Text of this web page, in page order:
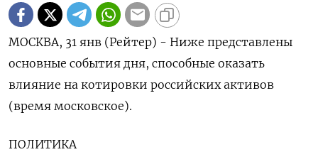
МОСКВА, 31 янв (Рейтер) - Ниже представлены
основные события дня, способные оказать
влияние на котировки российских активов
(время московское).
ПОЛИТИКА